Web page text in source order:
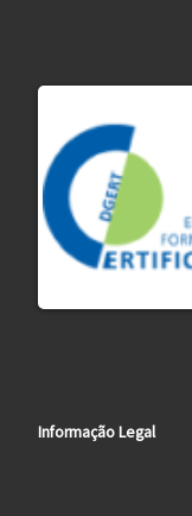
Informação Legal